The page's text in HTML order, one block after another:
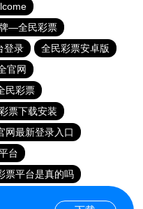
—全民彩票
登录
全民彩票安卓版
官网
民彩票
票下载安装
网最新登录入口
台
票平台是真的吗